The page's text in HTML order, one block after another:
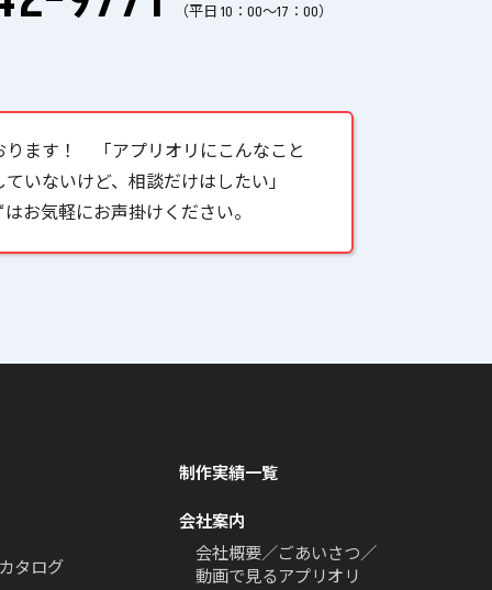
（平日 10：00〜17：00）
ります！ 「アプリオリにこんなこと
いないけど、相談だけはしたい」
お気軽にお声掛けください。
タログ
制作実績一覧
会社案内
会社概要／ごあいさつ／
動画で見るアプリオリ